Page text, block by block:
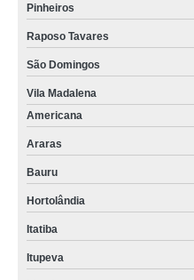
Pinheiros
Raposo Tavares
São Domingos
Vila Madalena
Americana
Araras
Bauru
Hortolândia
Itatiba
Itupeva